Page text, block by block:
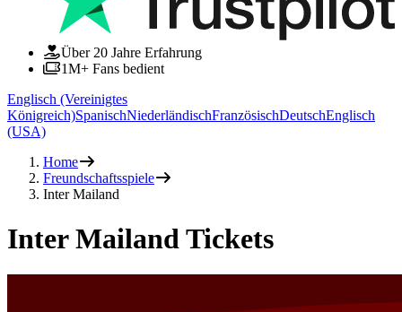
Über 20 Jahre Erfahrung
1M+ Fans bedient
Englisch (Vereinigtes
Königreich)SpanischNiederländischFranzösischDeutschEnglisch
(USA)
Home
Freundschaftsspiele
Inter Mailand
Inter Mailand Tickets